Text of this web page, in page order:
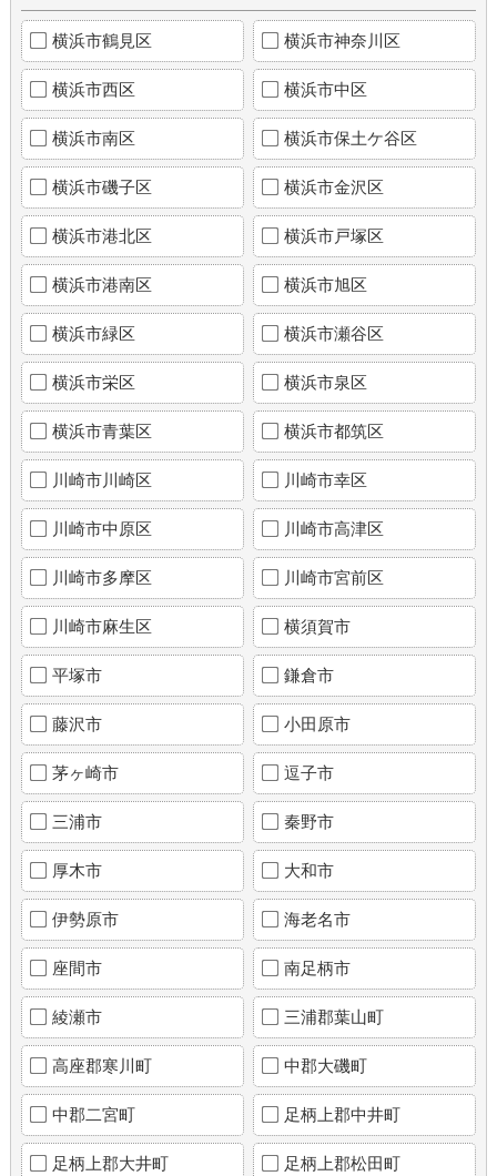
横浜市鶴見区 横浜市神奈川区
横浜市西区 横浜市中区
横浜市南区 横浜市保土ケ谷区
横浜市磯子区 横浜市金沢区
横浜市港北区 横浜市戸塚区
横浜市港南区 横浜市旭区
横浜市緑区 横浜市瀬谷区
横浜市栄区 横浜市泉区
横浜市青葉区 横浜市都筑区
川崎市川崎区 川崎市幸区
川崎市中原区 川崎市高津区
川崎市多摩区 川崎市宮前区
川崎市麻生区 横須賀市
平塚市 鎌倉市
藤沢市 小田原市
茅ヶ崎市 逗子市
三浦市 秦野市
厚木市 大和市
伊勢原市 海老名市
座間市 南足柄市
綾瀬市 三浦郡葉山町
高座郡寒川町 中郡大磯町
中郡二宮町 足柄上郡中井町
足柄上郡大井町 足柄上郡松田町